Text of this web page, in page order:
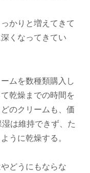
かりと増えてきて
くなってきてい
ムを数種類購入し
乾燥までの時間を
のクリームも、価
は維持できず、た
うに乾燥する。
どうにもならな